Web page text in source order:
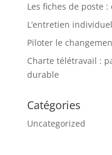
Les fiches de poste
L’entretien
Piloter le
Charte télétravail :
durable
Catégories
Uncategorized